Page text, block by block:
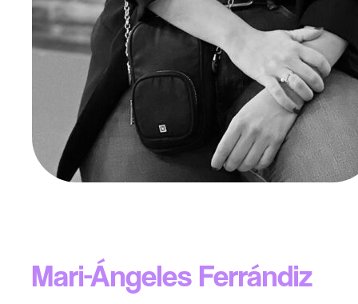
Mari-Ángeles Ferrándiz